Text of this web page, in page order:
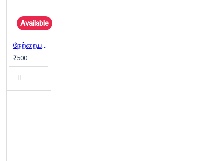
Available
நேற்றைய காற்று: 20 திரைக்கவிராயர்களின் கதை
₹500